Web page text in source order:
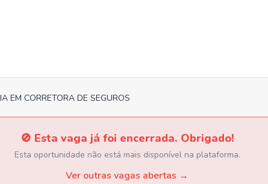
EM CORRETORA DE SEGUROS
🚫 Esta vaga já foi encerrada. Obrigado!
Esta oportunidade não está mais disponível na plataforma.
Ver outras vagas abertas →